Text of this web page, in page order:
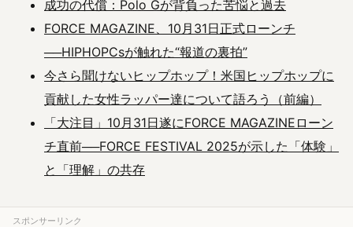
成功の代償：Polo Gが背負った苦悩と過去
FORCE MAGAZINE、10月31日正式ローンチ
──HIPHOPCsが触れた“報道の裏拍”
今さら聞けないヒップホップ！米国ヒップホップに
貢献した女性ラッパー達について語ろう（前編）
「大注目」10月31日遂にFORCE MAGAZINEローン
チ直前──FORCE FESTIVAL 2025が示した「体験」
と「理解」の共存
スポンサーリンク